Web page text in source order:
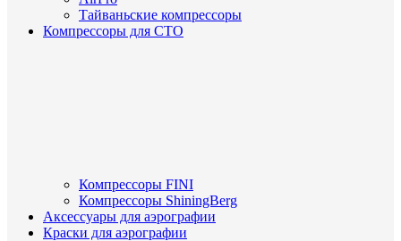
Тайваньские компрессоры
Компрессоры для СТО
Компрессоры FINI
Компрессоры ShiningBerg
Аксессуары для аэрографии
Краски для аэрографии